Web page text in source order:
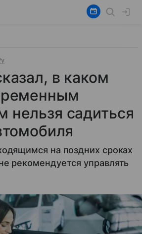
в каком
садиться
на поздних сроках
рекомендуется управлять